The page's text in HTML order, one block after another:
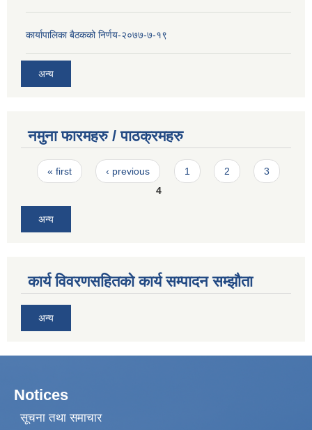
कार्यापालिका बैठकको निर्णय-२०७७-७-१९
अन्य
नमुना फारमहरु / पाठक्रमहरु
Pages
« first ‹ previous 1 2
3
4
अन्य
कार्य विवरणसहितको कार्य सम्पादन सम्झौता
अन्य
Notices
सूचना तथा समाचार